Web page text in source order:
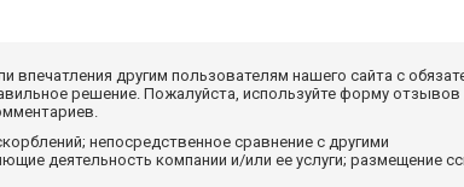
другим пользователям нашего сайта с
решение. Пожалуйста, используйте форму отзывов
непосредственное сравнение с другими
деятельность компании и/или ее услуги; размещение